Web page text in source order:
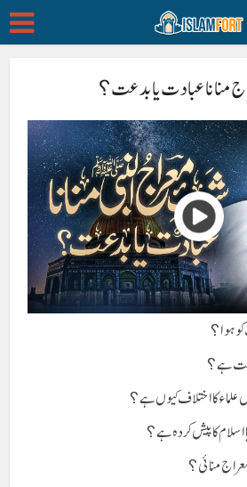
منانا عبادت یا بدعت؟
ہے؟
کا اختلاف کیوں ہے؟
اسلام کا پیش کردہ ہے؟
منائی؟